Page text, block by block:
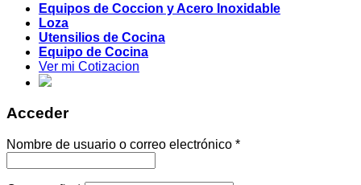
Equipos de Coccion y Acero Inoxidable
Loza
Utensilios de Cocina
Equipo de Cocina
Ver mi Cotizacion
Acceder
Nombre de usuario o correo electrónico *